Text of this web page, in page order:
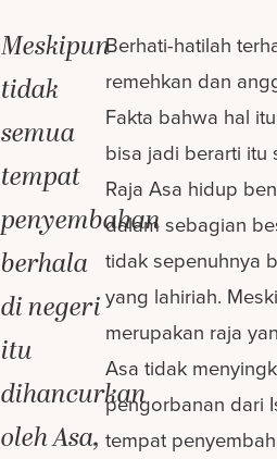
Meskipun
tidak
semua
tempat
penyembahan
berhala
di negeri
itu
dihancurkan
oleh Asa,
Berhati-hatilah
remehkan dan
Fakta bahwa hal
bisa jadi berarti itu
Raja Asa hidup
dalam sebagian
tidak sepenuhnya
yang lahiriah.
merupakan raja
Asa tidak
pengorbanan dari
tempat